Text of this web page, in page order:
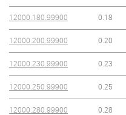
12000.180.99900 0.18
12000.200.99900 0.20
12000.230.99900 0.23
12000.250.99900 0.25
12000.280.99900 0.28